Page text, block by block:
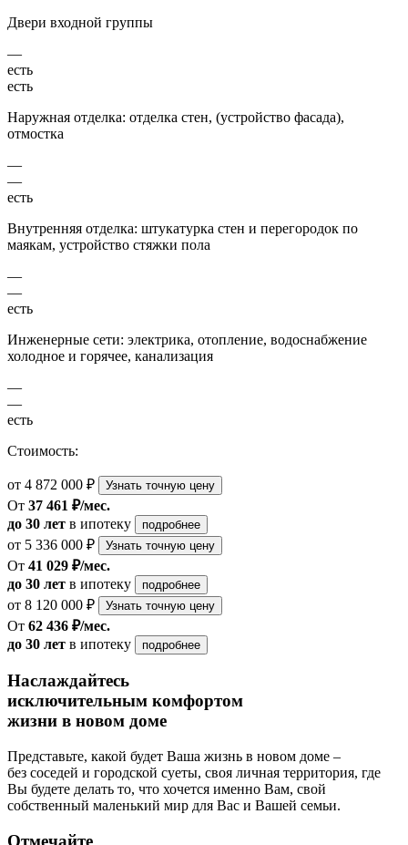
Двери входной группы
—
есть
есть
Наружная отделка: отделка стен, (устройство фасада),
отмостка
—
—
есть
Внутренняя отделка: штукатурка стен и перегородок по
маякам, устройство стяжки пола
—
—
есть
Инженерные сети: электрика, отопление, водоснабжение
холодное и горячее, канализация
—
—
есть
Стоимость:
от 4 872 000 ₽ Узнать точную цену
От 37 461 ₽/мес.
до 30 лет в ипотеку подробнее
от 5 336 000 ₽ Узнать точную цену
От 41 029 ₽/мес.
до 30 лет в ипотеку подробнее
от 8 120 000 ₽ Узнать точную цену
От 62 436 ₽/мес.
до 30 лет в ипотеку подробнее
Наслаждайтесь
исключительным комфортом
жизни в новом доме
Представьте, какой будет Ваша жизнь в новом доме –
без соседей и городской суеты, своя личная территория, где
Вы будете делать то, что хочется именно Вам, свой
собственный маленький мир для Вас и Вашей семьи.
Отмечайте